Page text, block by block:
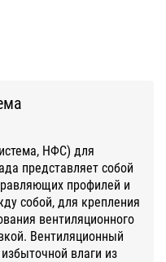
НФС) для
представляет собой
профилей и
собой, для крепления
вентиляционного
Вентиляционный
влаги из